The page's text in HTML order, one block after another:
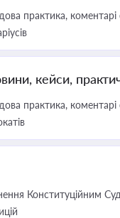
практика,
кейси,
практика,
Конституційним